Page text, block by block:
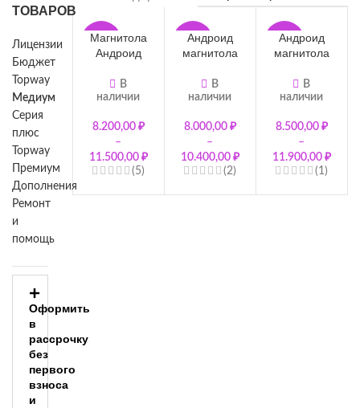
ТОВАРОВ
Лицензии
Бюджет
Topway
Медиум
Серия
плюс
Topway
Премиум
Дополнения
Ремонт
и
помощь
Оформить
в
рассрочку
без
первого
взноса
и
-39%
Магнитола
Андроид
медиум 9
дюймов с
обзором
В
наличии
8.200,00 ₽
–
11.500,00 ₽
(5)
-42%
Андроид
магнитола
Медиум 8
ядер
р 7311) 7" |
16-
полосный
эквалайзе
В
наличии
8.000,00 ₽
–
10.400,00 ₽
(2)
-38%
Андроид
магнитола
Медиум 8
ядер
р 7311) 10"
| 16-
полосный
эквалайзе
В
наличии
8.500,00 ₽
–
11.900,00 ₽
(1)